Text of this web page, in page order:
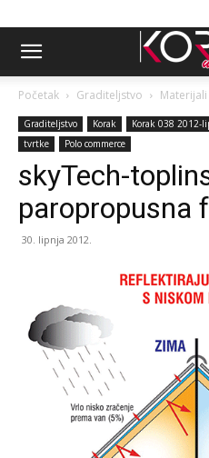
Početak Graditeljstvo Materijali
Graditeljstvo Korak Korak 038 2012-
tvrtke
Polo commerce
skyTech-
paropropusna
30. lipnja 2012.